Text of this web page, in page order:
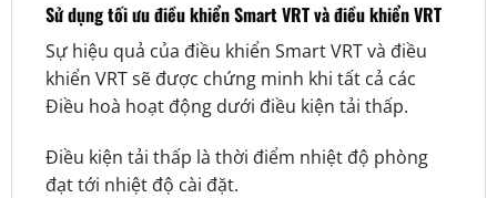
Sử dụng tối ưu điều khiển Smart VRT và điều khiển VRT
Sự hiệu quả của điều khiển Smart VRT và điều
khiển VRT sẽ được chứng minh khi tất cả các
Điều hoà hoạt động dưới điều kiện tải thấp.
Điều kiện tải thấp là thời điểm nhiệt độ phòng
đạt tới nhiệt độ cài đặt.